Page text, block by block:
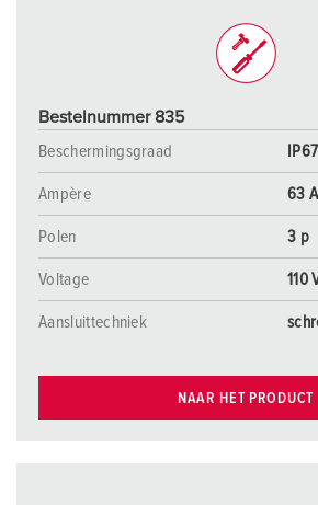
Bestelnummer 835
Beschermingsgraad
IP67
Ampère 63 A
Polen 3 p
Voltage 110
Aansluittechniek
NAAR HET PRODUCT